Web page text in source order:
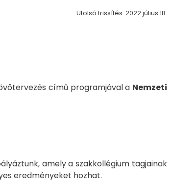
Utolsó frissítés: 2022 július 18.
című programjával a Nemzeti
amely a szakkollégium tagjainak
eredményeket hozhat.